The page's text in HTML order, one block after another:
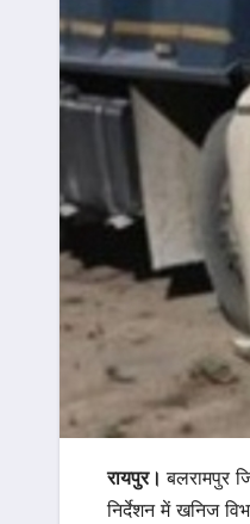
रायपुर।बलरामपुर
निर्देशन में खनिज